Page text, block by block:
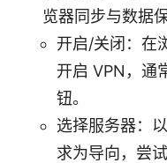
览器同步与数据
开启/关闭：在
开启 VPN，通
钮。
选择服务器：
求为导向，尝